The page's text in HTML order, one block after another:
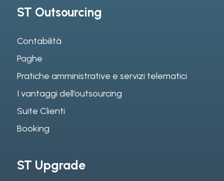
ST Outsourcing
Contabilità
Paghe
Pratiche amministrative e servizi telematici
I vantaggi dell’outsourcing
Suite Clienti
Booking
ST Upgrade